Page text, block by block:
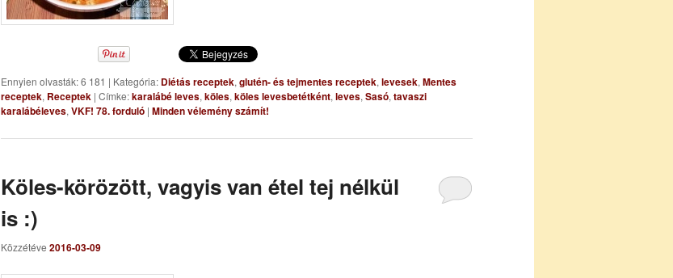
Ennyien olvasták: 6 181 | Kategória: Diétás receptek,glutén- és tejmentes receptek,levesek,Mentes
receptek, Receptek | Címke:karalábé leves,köles,köles levesbetétként,leves,Sasó,tavaszi
karalábéleves,VKF! 78. forduló | Minden vélemény számít!
Köles-körözött, vagyis van étel tej nélkül
is :)
Közzétéve 2016-03-09